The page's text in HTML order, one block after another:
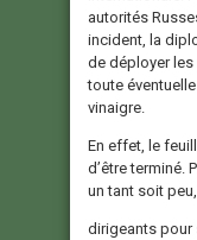
autorités
incident, la
de déployer les
toute
vinaigre.
En effet, le
d’être terminé.
un tant soit
dirigeants pour